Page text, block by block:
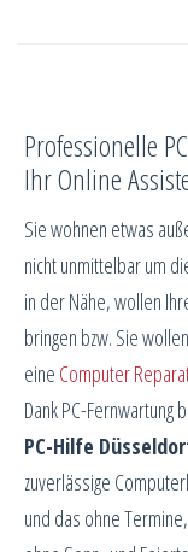
Professionelle
Ihr Online
Sie wohnen etwas
nicht unmittelbar um
in der Nähe, wollen
bringen bzw. Sie
eine Computer
Dank PC-Fernwartung
PC-Hilfe
zuverlässige
und das ohne